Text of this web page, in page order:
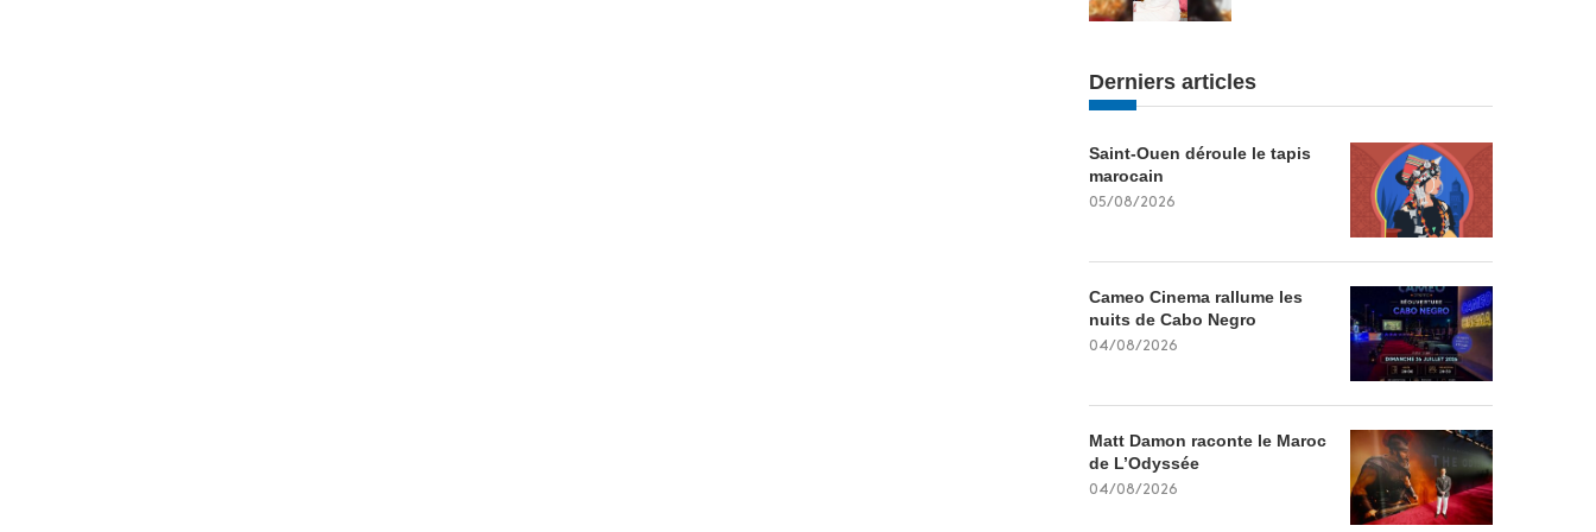
Derniers articles
Saint-Ouen déroule le tapis
marocain
05/08/2026
Cameo Cinema rallume les
nuits de Cabo Negro
04/08/2026
Matt Damon raconte le Maroc
de L’Odyssée
04/08/2026